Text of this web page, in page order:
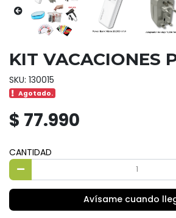
KIT VACACIONES
SKU: 130015
Agotado.
$ 77.990
CANTIDAD
Avísame cuando